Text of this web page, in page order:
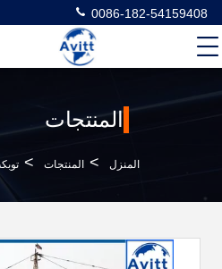
0086-182-54159408
المنتجات
المنزل > المنتجات >